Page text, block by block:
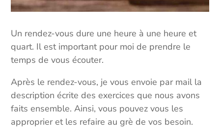
Un rendez-vous dure une heure à une heure et
quart. Il est important pour moi de prendre le
temps de vous écouter.
Après le rendez-vous, je vous envoie par mail la
description écrite des exercices que nous avons
faits ensemble. Ainsi, vous pouvez vous les
approprier et les refaire au grè de vos besoin.